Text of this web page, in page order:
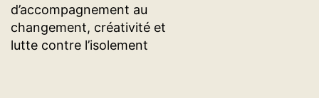
d’accompagnement au
changement, créativité et
lutte contre l’isolement